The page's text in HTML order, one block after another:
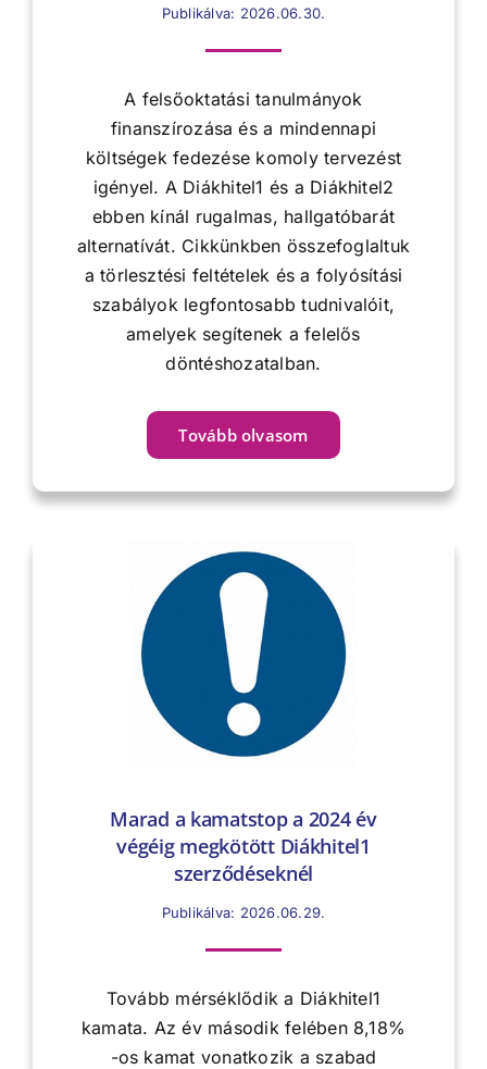
Publikálva: 2026.06.30.
A felsőoktatási tanulmányok
finanszírozása és a mindennapi
költségek fedezése komoly tervezést
igényel. A Diákhitel1 és a Diákhitel2
ebben kínál rugalmas, hallgatóbarát
alternatívát. Cikkünkben összefoglaltuk
a törlesztési feltételek és a folyósítási
szabályok legfontosabb tudnivalóit,
amelyek segítenek a felelős
döntéshozatalban.
Tovább olvasom
Marad a kamatstop a 2024 év
végéig megkötött Diákhitel1
szerződéseknél
Publikálva: 2026.06.29.
Tovább mérséklődik a Diákhitel1
kamata. Az év második felében 8,18%
-os kamat vonatkozik a szabad